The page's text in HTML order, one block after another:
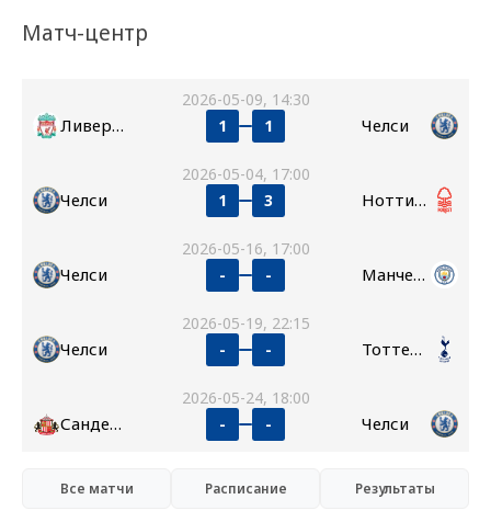
Матч-центр
2026-05-09, 14:30
Ливерпуль 1 1 Челси
2026-05-04, 17:00
Челси 1 3 Ноттингем Форест
2026-05-16, 17:00
Челси - - Манчестер Сити
2026-05-19, 22:15
Челси - - Тоттенхэм
2026-05-24, 18:00
Сандерленд - - Челси
Все матчи Расписание Результаты